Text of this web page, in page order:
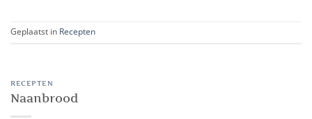
Geplaatst in Recepten
RECEPTEN
Naanbrood